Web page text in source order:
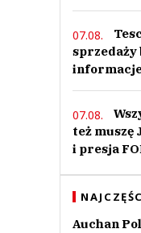
07.08.
sprzedaży
informacje
07.08.
też
i presja
Auchan